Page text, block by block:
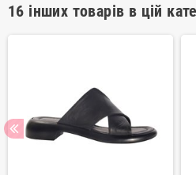
16 інших товарів в цій